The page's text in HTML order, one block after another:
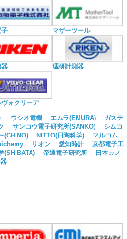
子 マザーツール
器 理研計測器
ヴォクリーア
ウシオ電機 エムラ(EMURA)
ガステ
サンコウ電子研究所(SANKO)
シムコ
(CHINO) NITTO(日陶科学)
マルコム
リオン 愛知時計
京都電子工
(SHIBATA) 帝通電子研究所
日本カノ